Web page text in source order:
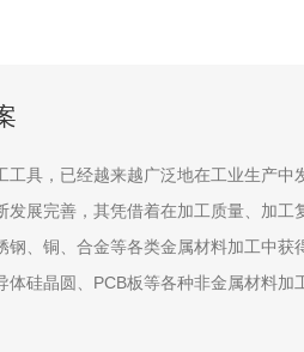
具，已经越来越广泛地在工业生产中
发展完善，其凭借着在加工质量、加工
钢、铜、合金等各类金属材料加工中获
硅晶圆、PCB板等各种非金属材料加